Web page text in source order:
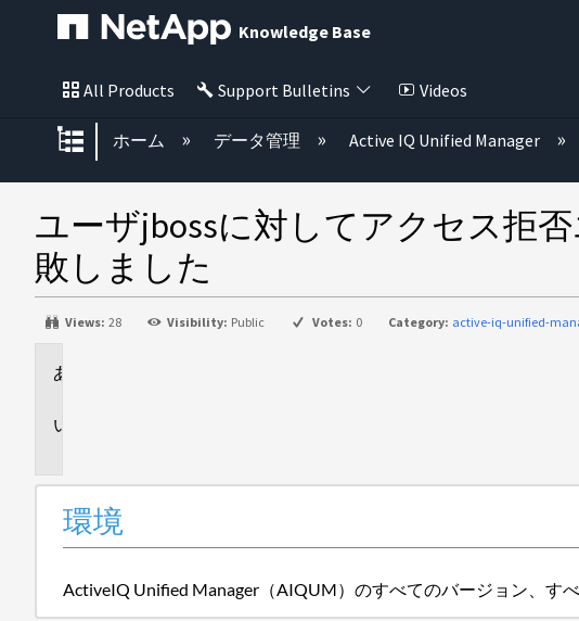
Knowledge Base
All Products Support Bulletins Videos
グローバル階層を展開/折りたたむ
ホーム データ管理 Active IQ Unified Manager
ユーザjbossに対してアクセス拒
敗しました
Views: 28 Visibility: Public Votes: 0 Category: active-iq-unified-
環境
ActiveIQ Unified Manager（AIQUM）のすべてのバージョン、す